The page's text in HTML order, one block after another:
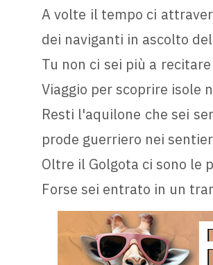
A volte il tempo ci
dei naviganti in ascolto
Tu non ci sei più a
Viaggio per scoprire isole
Resti l'aquilone che sei
prode guerriero nei
Oltre il Golgota ci sono le
Forse sei entrato in un